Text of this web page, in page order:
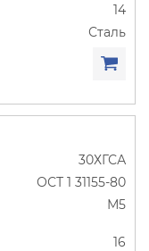
14
Сталь
30ХГСА
ОСТ 1 31155-80
М5
16